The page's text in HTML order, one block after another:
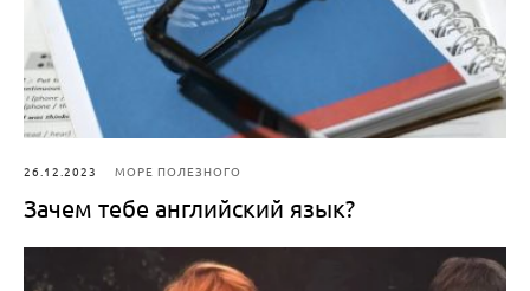
26.12.2023 МОРЕ ПОЛЕЗНОГО
Зачем тебе английский язык?